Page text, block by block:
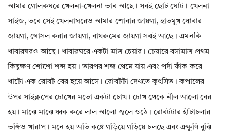
আমার গোলকঘরে খেলনা-খেলনা ভাব আছে। সবই ছোট ঘোট। খেলনা
সাইজ, তবে সেই খেলনাঘরেও আমার শোবার জায়গা, হাতমুখ ধোবার
জায়গা, গোসল করার জায়গা, বাথরুমের জায়গা সবই আছে। এমনকি
খাবারঘরও আছে। খাবারঘরে একটা মাত্র চেয়ার। চেয়ারে বসামাত্র প্রথম
কিছুক্ষণ শোশো শব্দ হয়। তারপর শব্দ থেমে যায় এবং পর্দা ফাঁক করে
খাটো এক রোবট বের হয়ে আসে। রোবটটা দেখতে কুৎসিত। কপালের
উপর সাইক্লপের চোখের মতো একটা চোখ। চোখ থেকে নীল আলো বের
হয়। মাঝে মাঝে ধ্বক করে লাল আলো জ্বলে ওঠে। রোবটটার হাঁটাচলার
ভঙ্গিও খারাপ। মনে হয় অতি কষ্টে গড়িয়ে গড়িয়ে চলছে এবং এক্ষুণি বুঝি